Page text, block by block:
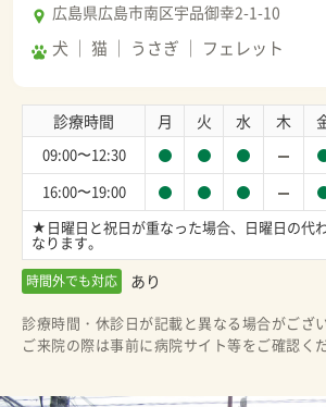
広島県広島市南区宇品御幸2-1-10
犬 猫 うさぎ フェレット
診療時間 月 火 水 木
09:00〜12:30
16:00〜19:00
★日曜日と祝日が重なった場合、日曜日の代
なります。
時間外でも対応 あり
診療時間・休診日が記載と異なる場合がござ
ご来院の際は事前に病院サイト等をご確認く